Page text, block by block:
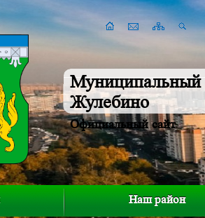
Муниципальный
Жулебино
Официальный сайт
Наш район